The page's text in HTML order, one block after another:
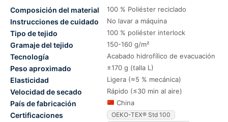
Composición del material 100 % Poliéster reciclado
Instrucciones de cuidado No lavar a máquina
Tipo de tejido 100 % poliéster interlock
Gramaje del tejido 150-160 g/m²
Tecnología Acabado hidrofílico de evacuación
Peso aproximado ±170 g (talla L)
Elasticidad Ligera (≈5 % mecánica)
Velocidad de secado Rápido (≤30 min al aire)
País de fabricación China
Certificaciones
OEKO-TEX® Std 100